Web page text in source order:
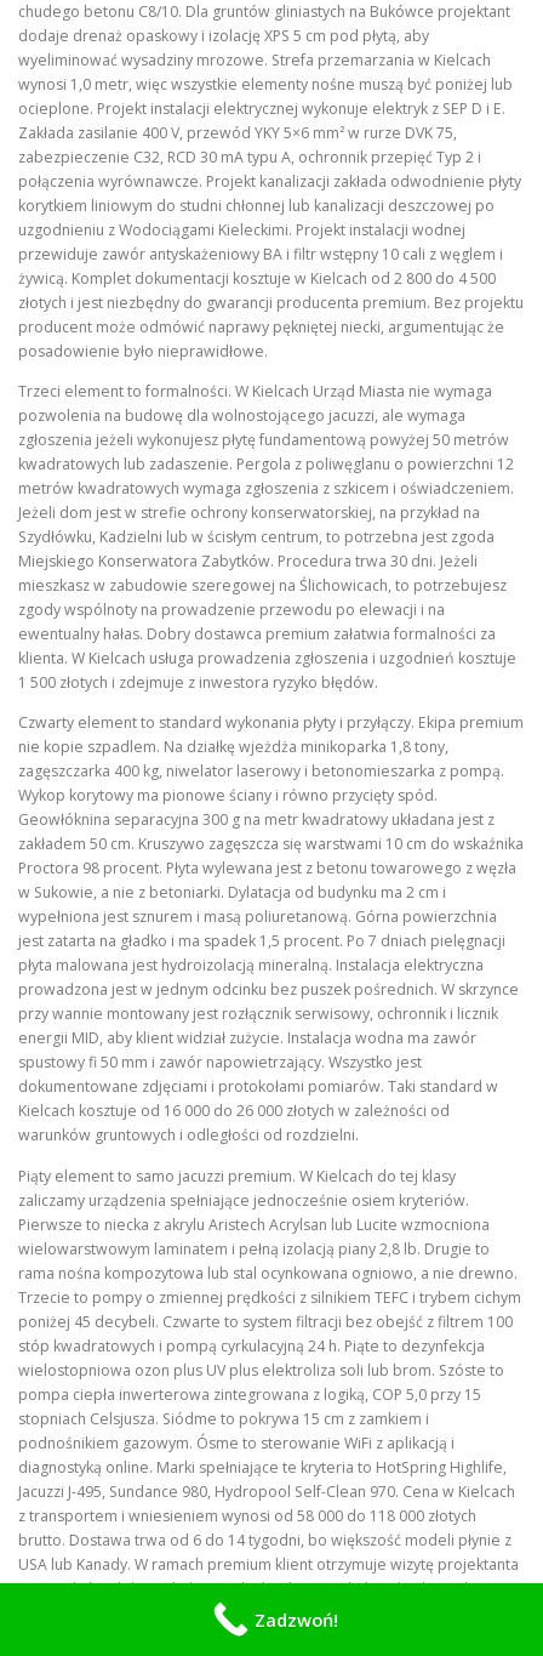
chudego betonu C8/10. Dla gruntów gliniastych na Bukówce projektant
dodaje drenaż opaskowy i izolację XPS 5 cm pod płytą, aby
wyeliminować wysadziny mrozowe. Strefa przemarzania w Kielcach
wynosi 1,0 metr, więc wszystkie elementy nośne muszą być poniżej lub
ocieplone. Projekt instalacji elektrycznej wykonuje elektryk z SEP D i E.
Zakłada zasilanie 400 V, przewód YKY 5×6 mm² w rurze DVK 75,
zabezpieczenie C32, RCD 30 mA typu A, ochronnik przepięć Typ 2 i
połączenia wyrównawcze. Projekt kanalizacji zakłada odwodnienie płyty
korytkiem liniowym do studni chłonnej lub kanalizacji deszczowej po
uzgodnieniu z Wodociągami Kieleckimi. Projekt instalacji wodnej
przewiduje zawór antyskażeniowy BA i filtr wstępny 10 cali z węglem i
żywicą. Komplet dokumentacji kosztuje w Kielcach od 2 800 do 4 500
złotych i jest niezbędny do gwarancji producenta premium. Bez projektu
producent może odmówić naprawy pękniętej niecki, argumentując że
posadowienie było nieprawidłowe.
Trzeci element to formalności. W Kielcach Urząd Miasta nie wymaga
pozwolenia na budowę dla wolnostojącego jacuzzi, ale wymaga
zgłoszenia jeżeli wykonujesz płytę fundamentową powyżej 50 metrów
kwadratowych lub zadaszenie. Pergola z poliwęglanu o powierzchni 12
metrów kwadratowych wymaga zgłoszenia z szkicem i oświadczeniem.
Jeżeli dom jest w strefie ochrony konserwatorskiej, na przykład na
Szydłówku, Kadzielni lub w ścisłym centrum, to potrzebna jest zgoda
Miejskiego Konserwatora Zabytków. Procedura trwa 30 dni. Jeżeli
mieszkasz w zabudowie szeregowej na Ślichowicach, to potrzebujesz
zgody wspólnoty na prowadzenie przewodu po elewacji i na
ewentualny hałas. Dobry dostawca premium załatwia formalności za
klienta. W Kielcach usługa prowadzenia zgłoszenia i uzgodnień kosztuje
1 500 złotych i zdejmuje z inwestora ryzyko błędów.
Czwarty element to standard wykonania płyty i przyłączy. Ekipa premium
nie kopie szpadlem. Na działkę wjeżdża minikoparka 1,8 tony,
zagęszczarka 400 kg, niwelator laserowy i betonomieszarka z pompą.
Wykop korytowy ma pionowe ściany i równo przycięty spód.
Geowłóknina separacyjna 300 g na metr kwadratowy układana jest z
zakładem 50 cm. Kruszywo zagęszcza się warstwami 10 cm do wskaźnika
Proctora 98 procent. Płyta wylewana jest z betonu towarowego z węzła
w Sukowie, a nie z betoniarki. Dylatacja od budynku ma 2 cm i
wypełniona jest sznurem i masą poliuretanową. Górna powierzchnia
jest zatarta na gładko i ma spadek 1,5 procent. Po 7 dniach pielęgnacji
płyta malowana jest hydroizolacją mineralną. Instalacja elektryczna
prowadzona jest w jednym odcinku bez puszek pośrednich. W skrzynce
przy wannie montowany jest rozłącznik serwisowy, ochronnik i licznik
energii MID, aby klient widział zużycie. Instalacja wodna ma zawór
spustowy fi 50 mm i zawór napowietrzający. Wszystko jest
dokumentowane zdjęciami i protokołami pomiarów. Taki standard w
Kielcach kosztuje od 16 000 do 26 000 złotych w zależności od
warunków gruntowych i odległości od rozdzielni.
Piąty element to samo jacuzzi premium. W Kielcach do tej klasy
zaliczamy urządzenia spełniające jednocześnie osiem kryteriów.
Pierwsze to niecka z akrylu Aristech Acrylsan lub Lucite wzmocniona
wielowarstwowym laminatem i pełną izolacją piany 2,8 lb. Drugie to
rama nośna kompozytowa lub stal ocynkowana ogniowo, a nie drewno.
Trzecie to pompy o zmiennej prędkości z silnikiem TEFC i trybem cichym
poniżej 45 decybeli. Czwarte to system filtracji bez obejść z filtrem 100
stóp kwadratowych i pompą cyrkulacyjną 24 h. Piąte to dezynfekcja
wielostopniowa ozon plus UV plus elektroliza soli lub brom. Szóste to
pompa ciepła inwerterowa zintegrowana z logiką, COP 5,0 przy 15
stopniach Celsjusza. Siódme to pokrywa 15 cm z zamkiem i
podnośnikiem gazowym. Ósme to sterowanie WiFi z aplikacją i
diagnostyką online. Marki spełniające te kryteria to HotSpring Highlife,
Jacuzzi J-495, Sundance 980, Hydropool Self-Clean 970. Cena w Kielcach
z transportem i wniesieniem wynosi od 58 000 do 118 000 złotych
brutto. Dostawa trwa od 6 do 14 tygodni, bo większość modeli płynie z
USA lub Kanady. W ramach premium klient otrzymuje wizytę projektanta
wnętrz, który dobiera kolor niecki do elewacji i kolor obudowy do
tarasu. Standardem jest wybór spośród 12 kolorów akrylu i 5 kolorów
Zadzwoń!